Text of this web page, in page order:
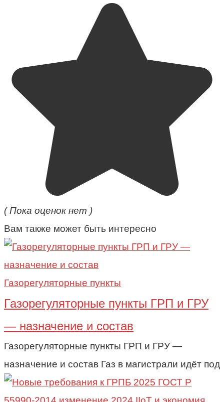
( Пока оценок нет )
Вам также может быть интересно
Газорегуляторные пункты
Газорегуляторные пункты ГРП и ГРУ
— назначение и состав
Газорегуляторные пункты ГРП и ГРУ —
назначение и состав Газ в магистрали идёт под